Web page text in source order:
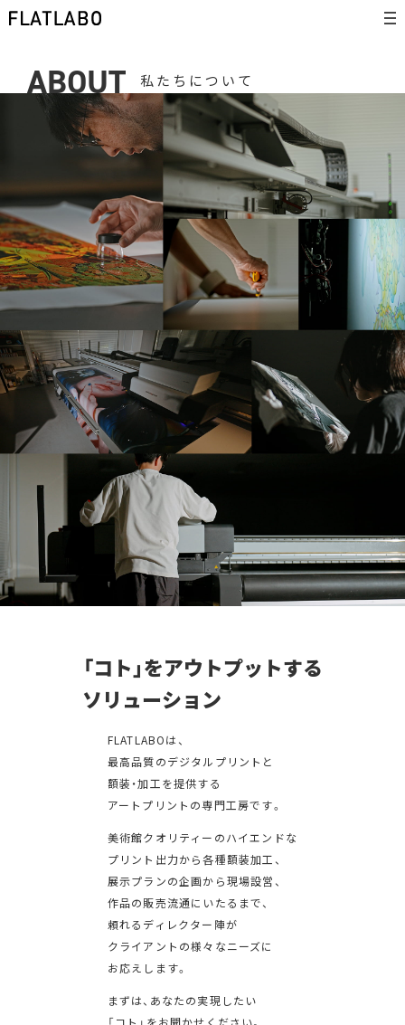
ABOUT 私たちについて
「コト」をアウトプットする
ソリューション
FLATLABOは、
最高品質のデジタルプリントと
額装・加工を提供する
アートプリントの専門工房です。
美術館クオリティーのハイエンドな
プリント出力から各種額装加工、
展示プランの企画から現場設営、
作品の販売流通にいたるまで、
頼れるディレクター陣が
クライアントの様々なニーズに
お応えします。
まずは、あなたの実現したい